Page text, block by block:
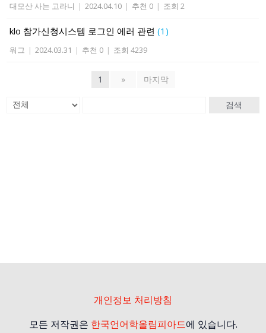
대모산 사는 고라니 | 2024.04.10 | 추천 0 | 조회 2
klo 참가신청시스템 로그인 에러 관련(1)
워그 | 2024.03.31 | 추천 0 | 조회 4239
1 » 마지막
검색
개인정보 처리방침
모든 저작권은 한국언어학올림피아드에 있습니다.